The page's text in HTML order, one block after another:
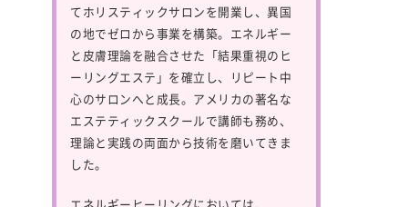
てホリスティックサロンを開業し、異国
の地でゼロから事業を構築。エネルギー
と皮膚理論を融合させた「結果重視のヒ
ーリングエステ」を確立し、リピート中
心のサロンへと成長。アメリカの著名な
エステティックスクールで講師も務め、
理論と実践の両面から技術を磨いてきま
した。